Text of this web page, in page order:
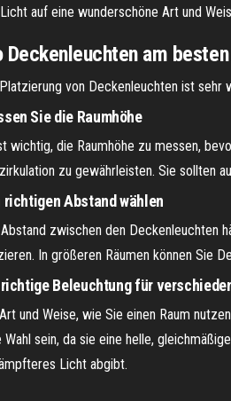
auf eine wunderschöne Art und
Deckenleuchten am
von Deckenleuchten ist sehr
Sie die Raumhöhe
wichtig, die Raumhöhe zu messen,
zu gewährleisten. Sie sollten
richtigen Abstand wählen
zwischen den Deckenleuchten
In größeren Räumen können Sie
Beleuchtung für
und Weise, wie Sie einen Raum
Wahl sein, da sie eine helle,
Licht abgibt.